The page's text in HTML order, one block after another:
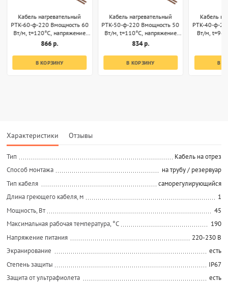
Кабель нагревательный
РТК-60-ф-220 Вмощность 60
Вт/м, t=120°С, напряжение
220В, секции 1м
866 р.
В КОРЗИНУ
Кабель нагревательный
РТК-50-ф-220 Вмощность 50
Вт/м, t=110°С, напряжение
220В, секции 1м
834 р.
В КОРЗИНУ
Кабель
РТК-40-ф-
Вт/м,
В
Характеристики Отзывы
Тип
Кабель на отрез
Способ монтажа
на трубу / резервуар
Тип кабеля
саморегулирующийся
Длина греющего кабеля, м
1
Мощность, Вт
45
Максимальная рабочая температура, °C
190
Напряжение питания
220-230 В
Экранирование
есть
Степень защиты
IP67
Защита от ультрафиолета
есть